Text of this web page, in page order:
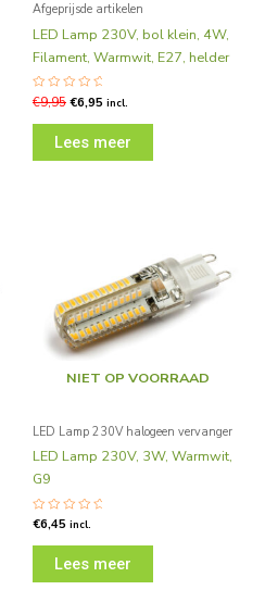
Afgeprijsde artikelen
LED Lamp 230V, bol klein, 4W,
Filament, Warmwit, E27, helder
Gewaardeerd
0
€9,95€6,95 incl.
Lees meer
NIET OP VOORRAAD
LED Lamp 230V halogeen vervanger
LED Lamp 230V, 3W, Warmwit,
G9
Gewaardeerd
0
€6,45 incl.
Lees meer